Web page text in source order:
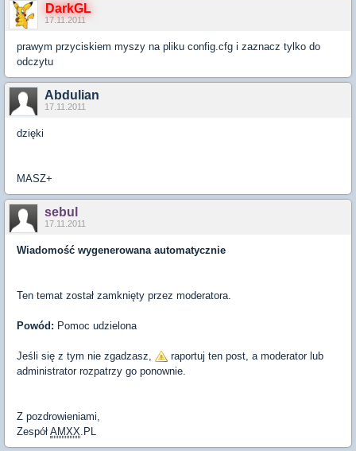
DarkGL
17.11.2011
prawym przyciskiem myszy na pliku config.cfg i zaznacz tylko do
odczytu
Abdulian
17.11.2011
dzięki
MASZ+
sebul
17.11.2011
Wiadomość wygenerowana automatycznie
Ten temat został zamknięty przez moderatora.
Powód: Pomoc udzielona
Jeśli się z tym nie zgadzasz,
raportuj ten post, a moderator lub
administrator rozpatrzy go ponownie.
Z pozdrowieniami,
Zespół AMXX .PL